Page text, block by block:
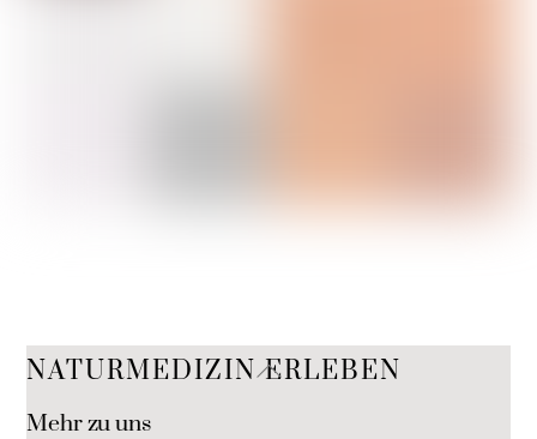
Back
NATURMEDIZIN ERLEBEN
Mehr zu uns